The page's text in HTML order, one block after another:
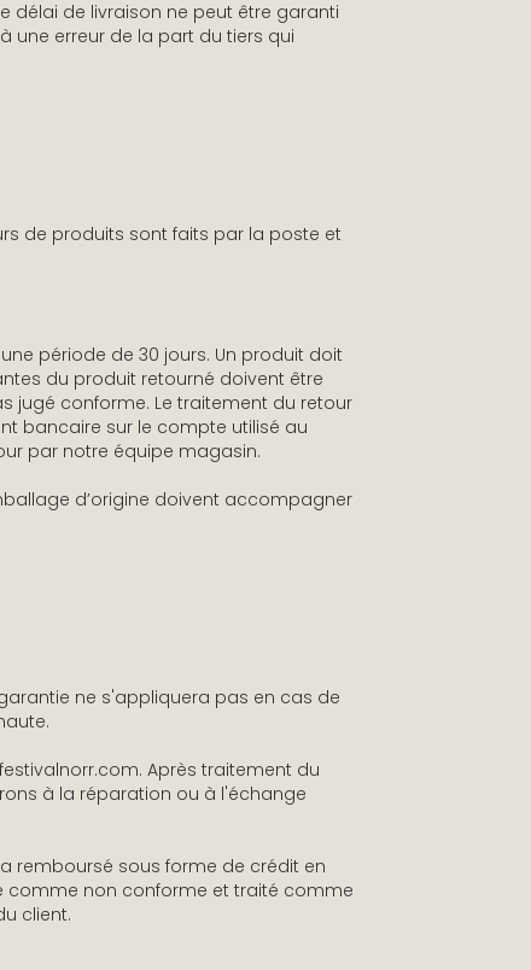
délai de livraison ne peut être garanti
une erreur de la part du tiers qui
de produits sont faits par la poste et
période de 30 jours. Un produit doit
du produit retourné doivent être
jugé conforme. Le traitement du retour
bancaire sur le compte utilisé au
par notre équipe magasin.
d’origine doivent accompagner
ne s'appliquera pas en cas de
Après traitement du
à la réparation ou à l'échange
remboursé sous forme de crédit en
comme non conforme et traité comme
client.